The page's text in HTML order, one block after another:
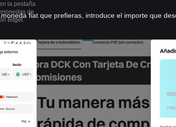
la pestaña
de
Bitget
fiat que prefieras, introduce el importe que